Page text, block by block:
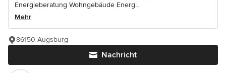
Energieberatung Wohngebäude Energ...
Mehr
Nachricht
86150 Augsburg